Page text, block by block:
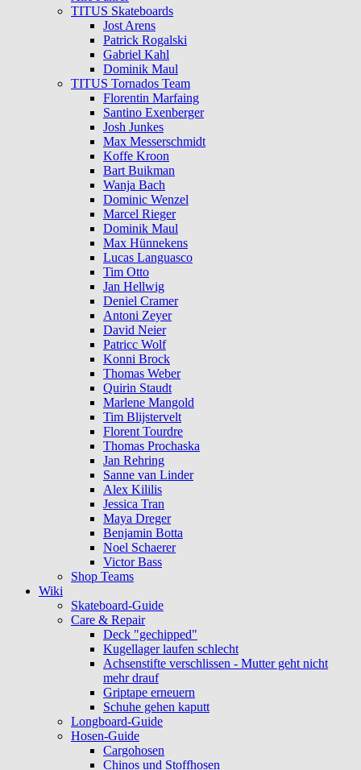
TITUS Skateboards
Jost Arens
Patrick Rogalski
Gabriel Kahl
Dominik Maul
TITUS Tornados Team
Florentin Marfaing
Santino Exenberger
Josh Junkes
Max Messerschmidt
Koffe Kroon
Bart Buikman
Wanja Bach
Dominic Wenzel
Marcel Rieger
Dominik Maul
Max Hünnekens
Lucas Languasco
Tim Otto
Jan Hellwig
Deniel Cramer
Antoni Zeyer
David Neier
Patricc Wolf
Konni Brock
Thomas Weber
Quirin Staudt
Marlene Mangold
Tim Blijstervelt
Florent Tourdre
Thomas Prochaska
Jan Rehring
Sanne van Linder
Alex Kililis
Jessica Tran
Maya Dreger
Benjamin Botta
Noel Schaerer
Victor Bass
Shop Teams
Wiki
Skateboard-Guide
Care & Repair
Deck "gechipped"
Kugellager laufen schlecht
Achsenstifte verschlissen - Mutter geht nicht
mehr drauf
Griptape erneuern
Schuhe gehen kaputt
Longboard-Guide
Hosen-Guide
Cargohosen
Chinos und Stoffhosen